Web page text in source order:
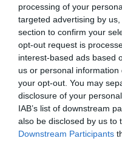
processing of your
targeted advertising by
section to confirm your
opt-out request is
interest-based ads based
us or personal
your opt-out. You may
disclosure of your
IAB’s list of downstream
also be disclosed by us to
Downstream Participants
ΕΙΠΕΣ – ΦΕΡΡΗΣ